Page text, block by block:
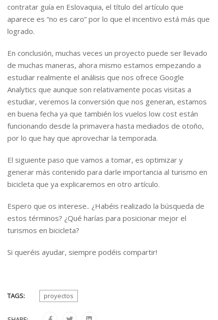
contratar guía en Eslovaquia, el título del artículo que
aparece es “no es caro” por lo que el incentivo está más que
logrado.
En conclusión, muchas veces un proyecto puede ser llevado
de muchas maneras, ahora mismo estamos empezando a
estudiar realmente el análisis que nos ofrece Google
Analytics que aunque son relativamente pocas visitas a
estudiar, veremos la conversión que nos generan, estamos
en buena fecha ya que también los vuelos low cost están
funcionando desde la primavera hasta mediados de otoño,
por lo que hay que aprovechar la temporada.
El siguiente paso que vamos a tomar, es optimizar y
generar más contenido para darle importancia al turismo en
bicicleta que ya explicaremos en otro artículo.
Espero que os interese.. ¿Habéis realizado la búsqueda de
estos términos? ¿Qué harías para posicionar mejor el
turismos en bicicleta?
Si queréis ayudar, siempre podéis compartir!
TAGS: proyectos